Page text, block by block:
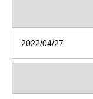
2022/04/27